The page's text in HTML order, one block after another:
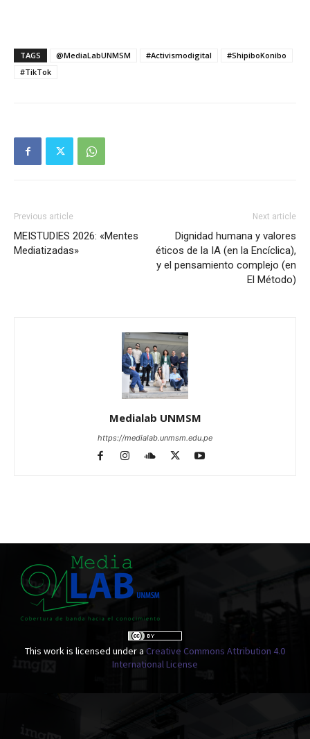
TAGS @MediaLabUNMSM #Activismodigital
#ShipiboKonibo
#TikTok
Previous article
MEISTUDIES 2026: «Mentes
Mediatizadas»
Next article
Dignidad humana y valores
éticos de la IA (en la Encíclica),
y el pensamiento complejo (en
El Método)
Medialab UNMSM
https://medialab.unmsm.edu.pe
This work is licensed under a Creative Commons Attribution 4.0
International License